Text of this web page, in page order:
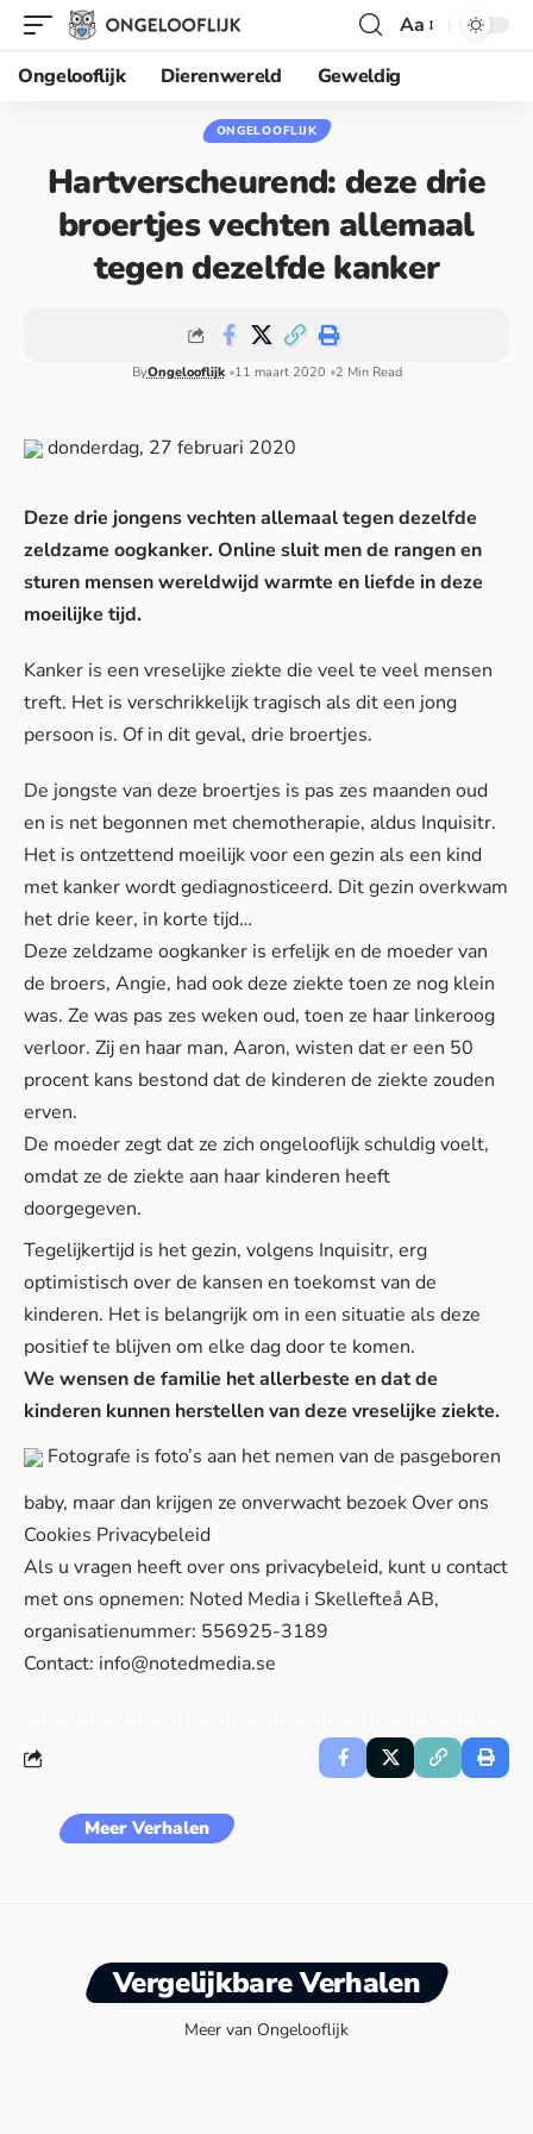
Aa
Ongelooflijk
Dierenwereld Geweldig
ONGELOOFLIJK
Hartverscheurend: deze drie
broertjes vechten allemaal
tegen dezelfde kanker
ByOngelooflijk 11 maart 2020 2 Min Read
donderdag, 27 februari 2020
Deze drie jongens vechten allemaal tegen dezelfde
zeldzame oogkanker. Online sluit men de rangen en
sturen mensen wereldwijd warmte en liefde in deze
moeilijke tijd.
Kanker is een vreselijke ziekte die veel te veel mensen
treft. Het is verschrikkelijk tragisch als dit een jong
persoon is. Of in dit geval, drie broertjes.
De jongste van deze broertjes is pas zes maanden oud
en is net begonnen met chemotherapie, aldus Inquisitr.
Het is ontzettend moeilijk voor een gezin als een kind
met kanker wordt gediagnosticeerd. Dit gezin overkwam
het drie keer, in korte tijd…
Deze zeldzame oogkanker is erfelijk en de moeder van
de broers, Angie, had ook deze ziekte toen ze nog klein
was. Ze was pas zes weken oud, toen ze haar linkeroog
verloor. Zij en haar man, Aaron, wisten dat er een 50
procent kans bestond dat de kinderen de ziekte zouden
erven.
De moeder zegt dat ze zich ongelooflijk schuldig voelt,
omdat ze de ziekte aan haar kinderen heeft
doorgegeven.
Tegelijkertijd is het gezin, volgens Inquisitr, erg
optimistisch over de kansen en toekomst van de
kinderen. Het is belangrijk om in een situatie als deze
positief te blijven om elke dag door te komen.
We wensen de familie het allerbeste en dat de
kinderen kunnen herstellen van deze vreselijke ziekte.
Fotografe is foto’s aan het nemen van de pasgeboren
baby, maar dan krijgen ze onverwacht bezoek Over ons
Cookies Privacybeleid
Als u vragen heeft over ons privacybeleid, kunt u contact
met ons opnemen: Noted Media i Skellefteå AB,
organisatienummer: 556925-3189
Contact: info@notedmedia.se
Meer Verhalen
Vergelijkbare Verhalen
Meer van Ongelooflijk